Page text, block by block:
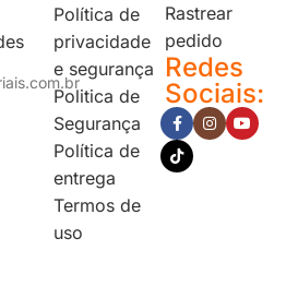
Política de
privacidade
e segurança
Politica de
Segurança
Política de
entrega
Termos de
uso
Rastrear
pedido
Redes
Sociais: